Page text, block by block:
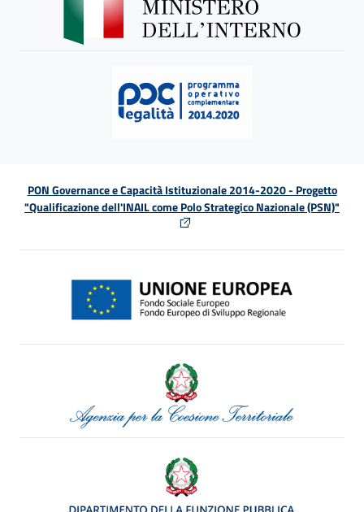
PON Governance e Capacità Istituzionale 2014-2020 - Progetto
"Qualificazione dell'INAIL come Polo Strategico Nazionale (PSN)"